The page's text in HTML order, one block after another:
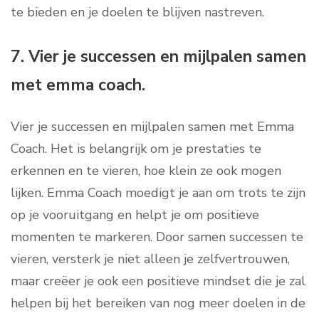
te bieden en je doelen te blijven nastreven.
7. Vier je successen en mijlpalen samen
met emma coach.
Vier je successen en mijlpalen samen met Emma
Coach. Het is belangrijk om je prestaties te
erkennen en te vieren, hoe klein ze ook mogen
lijken. Emma Coach moedigt je aan om trots te zijn
op je vooruitgang en helpt je om positieve
momenten te markeren. Door samen successen te
vieren, versterk je niet alleen je zelfvertrouwen,
maar creëer je ook een positieve mindset die je zal
helpen bij het bereiken van nog meer doelen in de